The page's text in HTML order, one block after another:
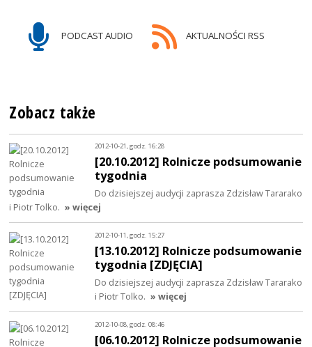
PODCAST AUDIO AKTUALNOŚCI RSS
Zobacz także
2012-10-21, godz. 16:28
[20.10.2012] Rolnicze podsumowanie
tygodnia
Do dzisiejszej audycji zaprasza Zdzisław Tararako
i Piotr Tolko. » więcej
2012-10-11, godz. 15:27
[13.10.2012] Rolnicze podsumowanie
tygodnia [ZDJĘCIA]
Do dzisiejszej audycji zaprasza Zdzisław Tararako
i Piotr Tolko. » więcej
2012-10-08, godz. 08:46
[06.10.2012] Rolnicze podsumowanie